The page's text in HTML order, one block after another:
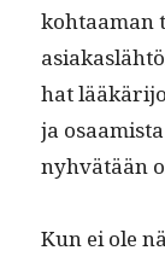
kohtaa­man
hat
ja
nyhvätään
Kun ei ole